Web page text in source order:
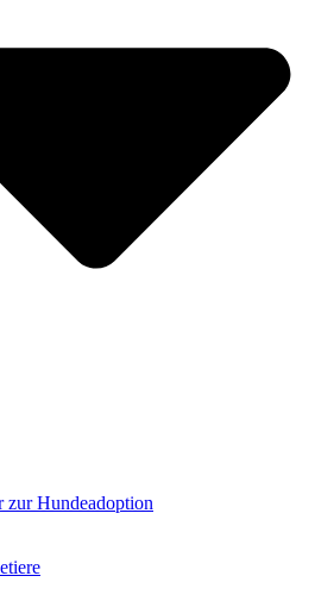
zur Hundeadoption